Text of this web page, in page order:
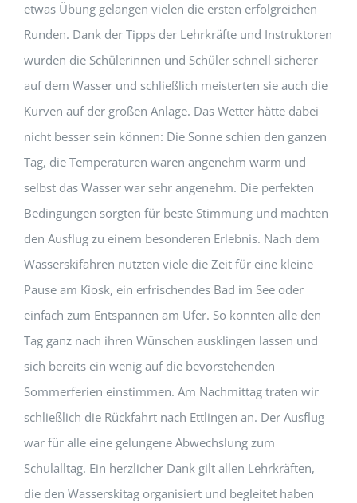
etwas Übung gelangen vielen die ersten erfolgreichen
Runden. Dank der Tipps der Lehrkräfte und Instruktoren
wurden die Schülerinnen und Schüler schnell sicherer
auf dem Wasser und schließlich meisterten sie auch die
Kurven auf der großen Anlage. Das Wetter hätte dabei
nicht besser sein können: Die Sonne schien den ganzen
Tag, die Temperaturen waren angenehm warm und
selbst das Wasser war sehr angenehm. Die perfekten
Bedingungen sorgten für beste Stimmung und machten
den Ausflug zu einem besonderen Erlebnis. Nach dem
Wasserskifahren nutzten viele die Zeit für eine kleine
Pause am Kiosk, ein erfrischendes Bad im See oder
einfach zum Entspannen am Ufer. So konnten alle den
Tag ganz nach ihren Wünschen ausklingen lassen und
sich bereits ein wenig auf die bevorstehenden
Sommerferien einstimmen. Am Nachmittag traten wir
schließlich die Rückfahrt nach Ettlingen an. Der Ausflug
war für alle eine gelungene Abwechslung zum
Schulalltag. Ein herzlicher Dank gilt allen Lehrkräften,
die den Wasserskitag organisiert und begleitet haben